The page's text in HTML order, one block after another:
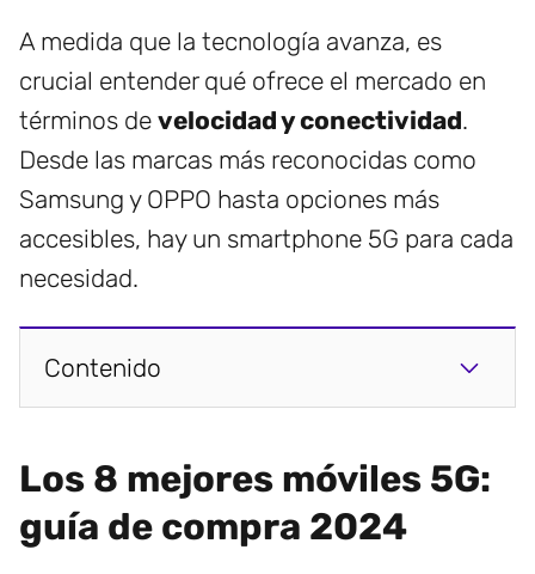
A medida que la tecnología avanza, es
crucial entender qué ofrece el mercado en
términos de velocidad y conectividad.
Desde las marcas más reconocidas como
Samsung y OPPO hasta opciones más
accesibles, hay un smartphone 5G para cada
necesidad.
Contenido
Los 8 mejores móviles 5G:
guía de compra 2024